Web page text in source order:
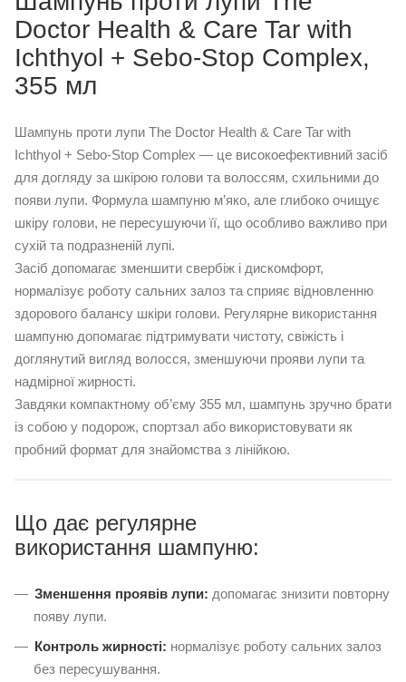
Doctor Health & Care Tar with
Ichthyol + Sebo-Stop Complex,
355 мл
Шампунь проти лупи The Doctor Health & Care Tar with
Ichthyol + Sebo-Stop Complex — це високоефективний засіб
для догляду за шкірою голови та волоссям, схильними до
появи лупи. Формула шампуню м’яко, але глибоко очищує
шкіру голови, не пересушуючи її, що особливо важливо при
сухій та подразненій лупі.
Засіб допомагає зменшити свербіж і дискомфорт,
нормалізує роботу сальних залоз та сприяє відновленню
здорового балансу шкіри голови. Регулярне використання
шампуню допомагає підтримувати чистоту, свіжість і
доглянутий вигляд волосся, зменшуючи прояви лупи та
надмірної жирності.
Завдяки компактному об’єму 355 мл, шампунь зручно брати
із собою у подорож, спортзал або використовувати як
пробний формат для знайомства з лінійкою.
Що дає регулярне
використання шампуню:
Зменшення проявів лупи: допомагає знизити повторну
появу лупи.
Контроль жирності: нормалізує роботу сальних залоз
без пересушування.